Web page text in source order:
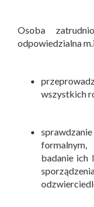
Osoba
odpowiedzialna
wszystkich
badanie ich